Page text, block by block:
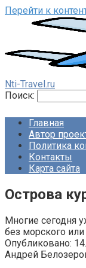
Перейти к
Nti-Travel.ru
Поиск:
Главная
Автор
Политика
Контакты
Карта сайта
Острова
Многие сегодня
без морского
Опубликовано:
Андрей